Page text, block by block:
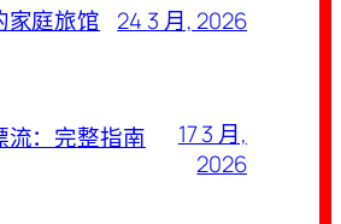
家庭旅馆 24 3 月, 2026
流：完整指南
17 3 月,
2026